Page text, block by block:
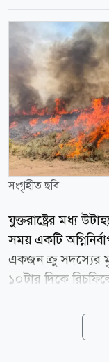
সংগৃহীত ছবি
যুক্তরাষ্ট্রের মধ্য
সময় একটি
একজন ক্রু সদস্যের
১০টার দিকে
ফায়ার সেন্টার
করে। দুর্গম